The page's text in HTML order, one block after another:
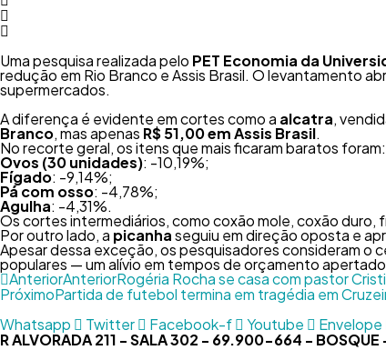
Uma pesquisa realizada pelo PET Economia da
redução em Rio Branco e Assis Brasil. O levantamento
supermercados.
A diferença é evidente em cortes como a alcatra,
Branco, mas apenas R$ 51,00 em Assis Brasil.
No recorte geral, os itens que mais ficaram baratos foram:
Ovos (30 unidades): -10,19%;
Fígado: -9,14%;
Pá com osso: -4,78%;
Agulha: -4,31%.
Os cortes intermediários, como coxão mole, coxão
Por outro lado, a picanhaseguiu em direção oposta e
Apesar dessa exceção, os pesquisadores consideram o
populares — um alívio em tempos de orçamento
AnteriorAnteriorRogéria Rocha se casa com pastor
PróximoPartida de futebol termina em tragédia em
Whatsapp
Twitter Facebook-f Youtube
Envelope
R ALVORADA 211 - SALA 302 - 69.900-664 - BOSQUE